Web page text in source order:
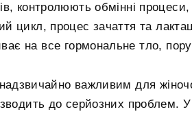
контролюють обмінні
цикл, процес зачаття та
на все гормональне тло,
важливим для
до серйозних проблем.